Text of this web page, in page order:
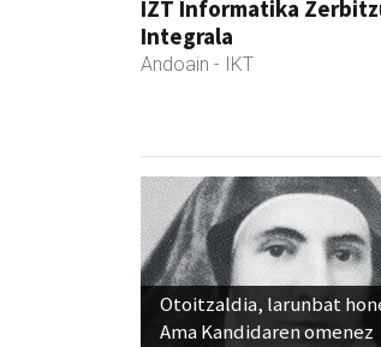
IZT Informatika
Integrala
Andoain - IKT
Otoitzaldia, larunbat
Ama Kandidaren omenez